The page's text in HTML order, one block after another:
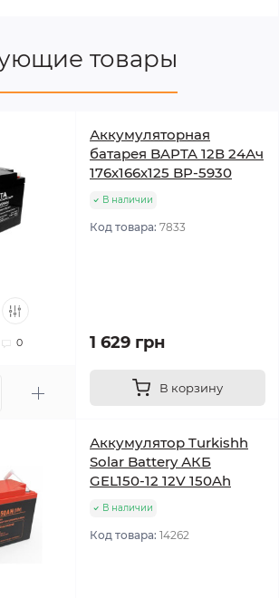
товары
0
Аккумуляторная
батарея BAPTA 12В 24Ач
176х166х125 BP-5930
В наличии
Код товара: 7833
1 629 грн
В корзину
Аккумулятор Turkishh
Solar Battery АКБ
GEL150-12 12V 150Ah
В наличии
Код товара: 14262